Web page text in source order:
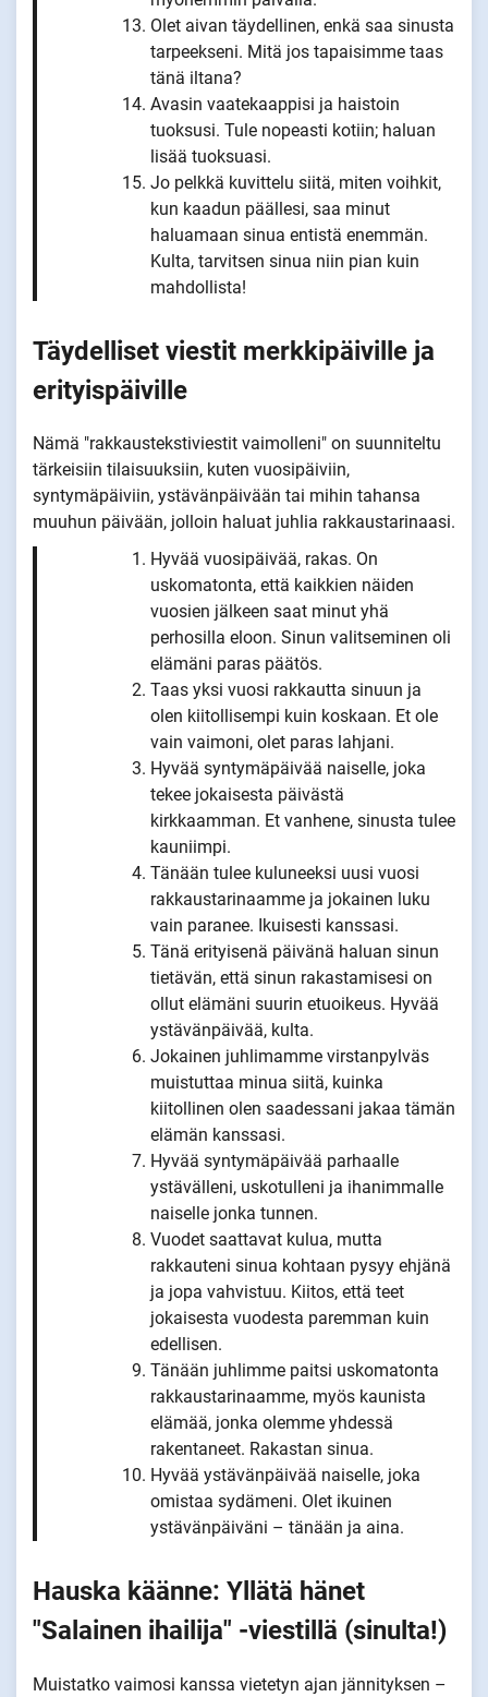
Olet aivan täydellinen, enkä saa sinusta
tarpeekseni. Mitä jos tapaisimme taas
tänä iltana?
Avasin vaatekaappisi ja haistoin
tuoksusi. Tule nopeasti kotiin; haluan
lisää tuoksuasi.
Jo pelkkä kuvittelu siitä, miten voihkit,
kun kaadun päällesi, saa minut
haluamaan sinua entistä enemmän.
Kulta, tarvitsen sinua niin pian kuin
mahdollista!
Täydelliset viestit merkkipäiville ja
erityispäiville
Nämä "rakkaustekstiviestit vaimolleni" on suunniteltu
tärkeisiin tilaisuuksiin, kuten vuosipäiviin,
syntymäpäiviin, ystävänpäivään tai mihin tahansa
muuhun päivään, jolloin haluat juhlia rakkaustarinaasi.
Hyvää vuosipäivää, rakas. On
uskomatonta, että kaikkien näiden
vuosien jälkeen saat minut yhä
perhosilla eloon. Sinun valitseminen oli
elämäni paras päätös.
Taas yksi vuosi rakkautta sinuun ja
olen kiitollisempi kuin koskaan. Et ole
vain vaimoni, olet paras lahjani.
Hyvää syntymäpäivää naiselle, joka
tekee jokaisesta päivästä
kirkkaamman. Et vanhene, sinusta tulee
kauniimpi.
Tänään tulee kuluneeksi uusi vuosi
rakkaustarinaamme ja jokainen luku
vain paranee. Ikuisesti kanssasi.
Tänä erityisenä päivänä haluan sinun
tietävän, että sinun rakastamisesi on
ollut elämäni suurin etuoikeus. Hyvää
ystävänpäivää, kulta.
Jokainen juhlimamme virstanpylväs
muistuttaa minua siitä, kuinka
kiitollinen olen saadessani jakaa tämän
elämän kanssasi.
Hyvää syntymäpäivää parhaalle
ystävälleni, uskotulleni ja ihanimmalle
naiselle jonka tunnen.
Vuodet saattavat kulua, mutta
rakkauteni sinua kohtaan pysyy ehjänä
ja jopa vahvistuu. Kiitos, että teet
jokaisesta vuodesta paremman kuin
edellisen.
Tänään juhlimme paitsi uskomatonta
rakkaustarinaamme, myös kaunista
elämää, jonka olemme yhdessä
rakentaneet. Rakastan sinua.
Hyvää ystävänpäivää naiselle, joka
omistaa sydämeni. Olet ikuinen
ystävänpäiväni – tänään ja aina.
Hauska käänne: Yllätä hänet
"Salainen ihailija" -viestillä (sinulta!)
Muistatko vaimosi kanssa vietetyn ajan jännityksen –